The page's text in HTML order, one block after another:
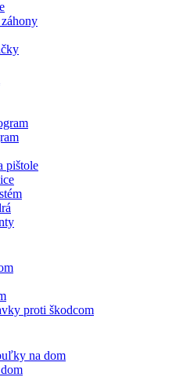
pištole
proti škodcom
na dom